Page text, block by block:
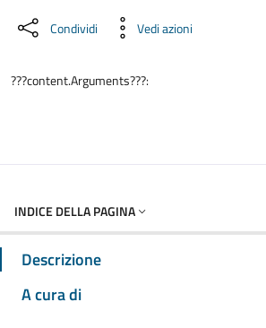
Condividi Vedi azioni
???content.Arguments???:
INDICE DELLA PAGINA
Descrizione
A cura di